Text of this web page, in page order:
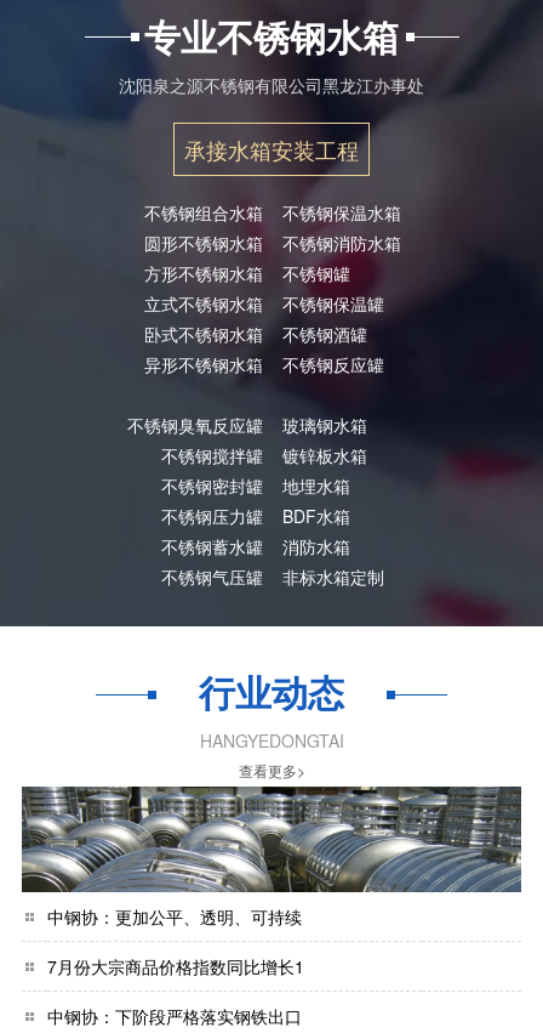
专业不锈钢水箱
沈阳泉之源不锈钢有限公司黑龙江办事处
承接水箱安装工程
不锈钢组合水箱
圆形不锈钢水箱
方形不锈钢水箱
立式不锈钢水箱
卧式不锈钢水箱
异形不锈钢水箱
不锈钢臭氧反应罐
不锈钢搅拌罐
不锈钢密封罐
不锈钢压力罐
不锈钢蓄水罐
不锈钢气压罐
不锈钢保温水箱
不锈钢消防水箱
不锈钢罐
不锈钢保温罐
不锈钢酒罐
不锈钢反应罐
玻璃钢水箱
镀锌板水箱
地埋水箱
BDF水箱
消防水箱
非标水箱定制
行业动态
HANGYEDONGTAI
查看更多>
中钢协：更加公平、透明、可持续
7月份大宗商品价格指数同比增长1
中钢协：下阶段严格落实钢铁出口